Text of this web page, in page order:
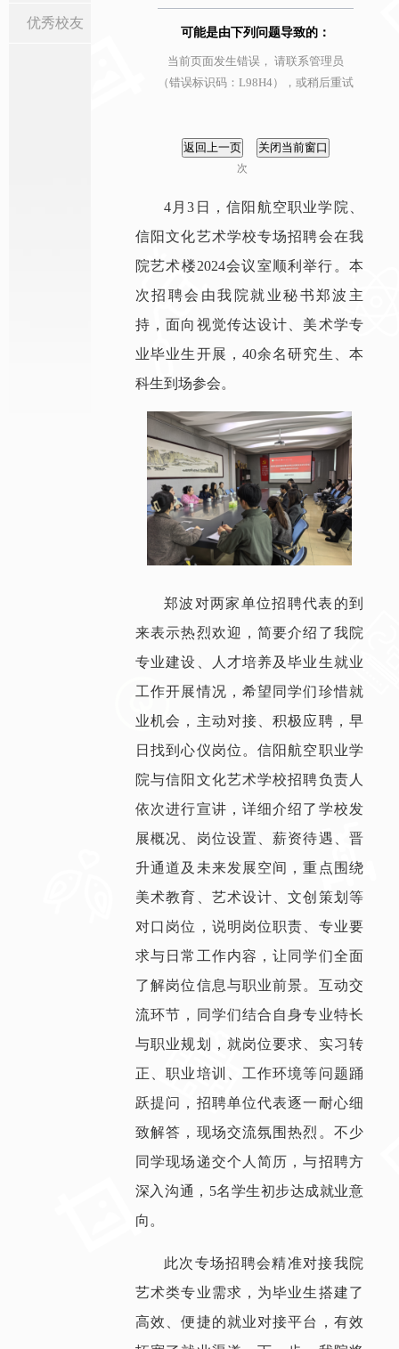
优秀校友
可能是由下列问题导致的：
当前页面发生错误， 请联系管理员
（错误标识码：L98H4），或稍后重试
次
4月3日，信阳航空职业学院、
信阳文化艺术学校专场招聘会在我
院艺术楼2024会议室顺利举行。本
次招聘会由我院就业秘书郑波主
持，面向视觉传达设计、美术学专
业毕业生开展，40余名研究生、本
科生到场参会。
郑波对两家单位招聘代表的到
来表示热烈欢迎，简要介绍了我院
专业建设、人才培养及毕业生就业
工作开展情况，希望同学们珍惜就
业机会，主动对接、积极应聘，早
日找到心仪岗位。信阳航空职业学
院与信阳文化艺术学校招聘负责人
依次进行宣讲，详细介绍了学校发
展概况、岗位设置、薪资待遇、晋
升通道及未来发展空间，重点围绕
美术教育、艺术设计、文创策划等
对口岗位，说明岗位职责、专业要
求与日常工作内容，让同学们全面
了解岗位信息与职业前景。互动交
流环节，同学们结合自身专业特长
与职业规划，就岗位要求、实习转
正、职业培训、工作环境等问题踊
跃提问，招聘单位代表逐一耐心细
致解答，现场交流氛围热烈。不少
同学现场递交个人简历，与招聘方
深入沟通，5名学生初步达成就业意
向。
此次专场招聘会精准对接我院
艺术类专业需求，为毕业生搭建了
高效、便捷的就业对接平台，有效